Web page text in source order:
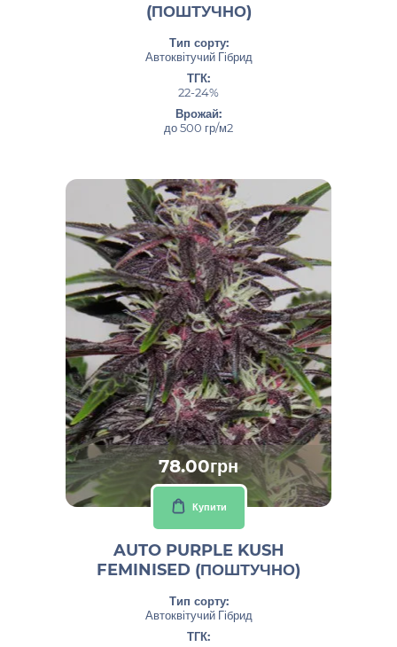
(ПОШТУЧНО)
Тип сорту:
Автоквітучий Гібрид
ТГК:
22-24%
Врожай:
до 500 гр/м2
78.00грн
Купити
AUTO PURPLE KUSH
FEMINISED (ПОШТУЧНО)
Тип сорту:
Автоквітучий Гібрид
ТГК: